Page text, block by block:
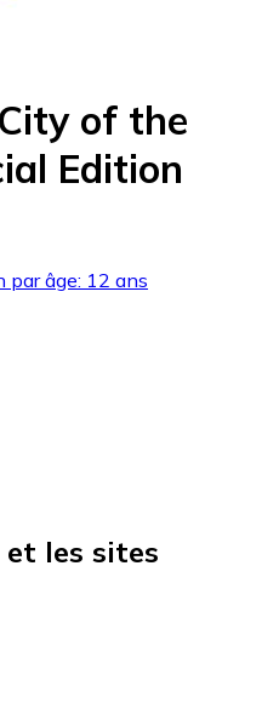
of the
Edition
par âge: 12 ans
les sites